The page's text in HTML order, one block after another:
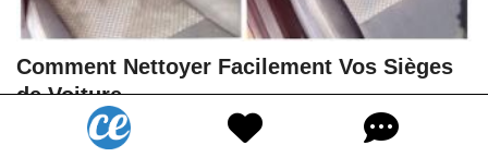
Comment Nettoyer Facilement Vos Sièges
de Voiture.